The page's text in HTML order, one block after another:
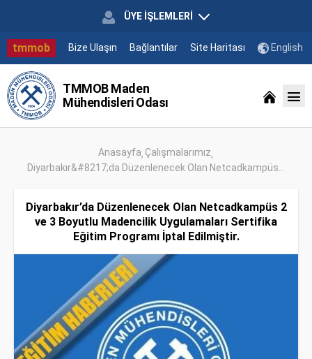
ÜYE İŞLEMLERİ
tmmob Bize Ulaşın Bağlantılar Site Haritası English
TMMOB Maden
Mühendisleri Odası
Anasayfa Çalışmalarımız
Diyarbakır&#8217;da Düzenlenecek Olan Netcadkampüs...
Diyarbakır’da Düzenlenecek Olan Netcadkampüs 2
ve 3 Boyutlu Madencilik Uygulamaları Sertifika
Eğitim Programı İptal Edilmiştir.